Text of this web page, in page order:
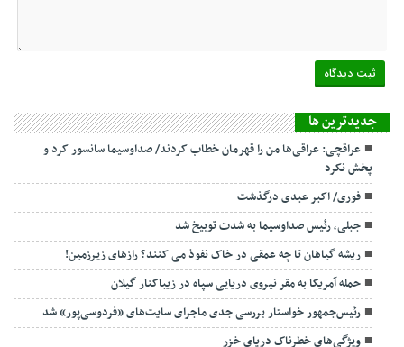
جديدترين ها
عراقچی: عراقی‌ها من را قهرمان خطاب کردند/ صداوسیما سانسور کرد و
پخش نکرد
فوری/ اکبر عبدی درگذشت
جبلی، رئیس صداوسیما به شدت توبیخ شد
ریشه گیاهان تا چه عمقی در خاک نفوذ می کنند؟ رازهای زیرزمین!
حمله آمریکا به مقر نیروی دریایی سپاه در زیباکنار گیلان
رئیس‌جمهور خواستار بررسی جدی ماجرای سایت‌های «فردوسی‌پور» شد
ویژگی‌های خطرناک دریای خزر